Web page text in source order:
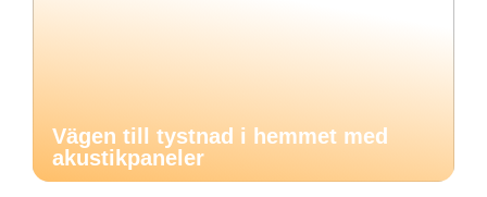
Vägen till tystnad i hemmet med
akustikpaneler